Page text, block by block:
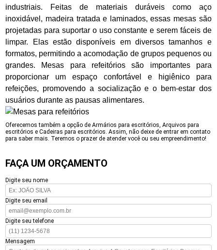
industriais. Feitas de materiais duráveis como aço
inoxidável, madeira tratada e laminados, essas mesas são
projetadas para suportar o uso constante e serem fáceis de
limpar. Elas estão disponíveis em diversos tamanhos e
formatos, permitindo a acomodação de grupos pequenos ou
grandes. Mesas para refeitórios são importantes para
proporcionar um espaço confortável e higiênico para
refeições, promovendo a socialização e o bem-estar dos
usuários durante as pausas alimentares.
Oferecemos também a opção de Armários para escritórios, Arquivos para
escritórios e Cadeiras para escritórios. Assim, não deixe de entrar em contato
para saber mais. Teremos o prazer de atender você ou seu empreendimento!
FAÇA UM ORÇAMENTO
Digite seu nome
Digite seu email
Digite seu telefone
Mensagem